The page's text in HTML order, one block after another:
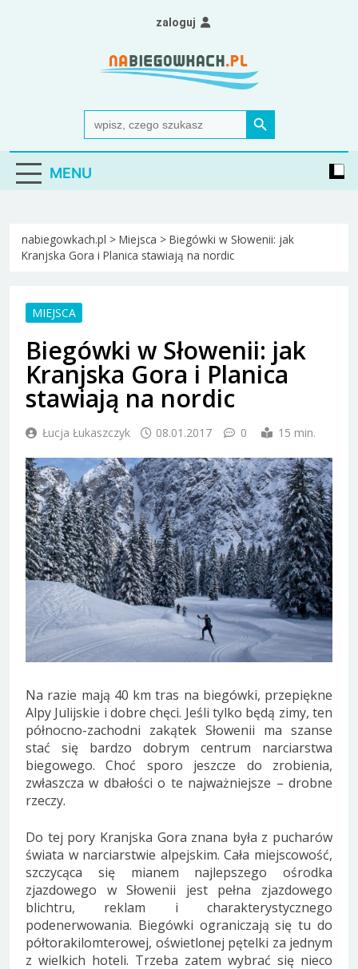
Nabiegowkach.pl
portal miłośników narciarstwa biegowego
Search
for:
Search Button
zaloguj
MENU
nabiegowkach.pl > Miejsca > Biegówki w Słowenii: jak
Kranjska Gora i Planica stawiają na nordic
MIEJSCA
Biegówki w Słowenii: jak
Kranjska Gora i Planica
stawiają na nordic
Łucja Łukaszczyk 08.01.2017 0 15 min.
Na razie mają 40 km tras na biegówki, przepiękne
Alpy Julijskie i dobre chęci. Jeśli tylko będą zimy, ten
północno-zachodni zakątek Słowenii ma szanse
stać się bardzo dobrym centrum narciarstwa
biegowego. Choć sporo jeszcze do zrobienia,
zwłaszcza w dbałości o te najważniejsze – drobne
rzeczy.
Do tej pory Kranjska Gora znana była z pucharów
świata w narciarstwie alpejskim. Cała miejscowość,
szczycąca się mianem najlepszego ośrodka
zjazdowego w Słowenii jest pełna zjazdowego
blichtru, reklam i charakterystycznego
podenerwowania. Biegówki ograniczają się tu do
półtorakilomterowej, oświetlonej pętelki za jednym
z wielkich hoteli. Trzeba zatem wybrać się nieco